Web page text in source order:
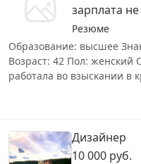
зарплата не
Резюме
Образование: высшее
Возраст: 42 Пол: женский
работала во взыскании в
Дизайнер
10 000 руб.